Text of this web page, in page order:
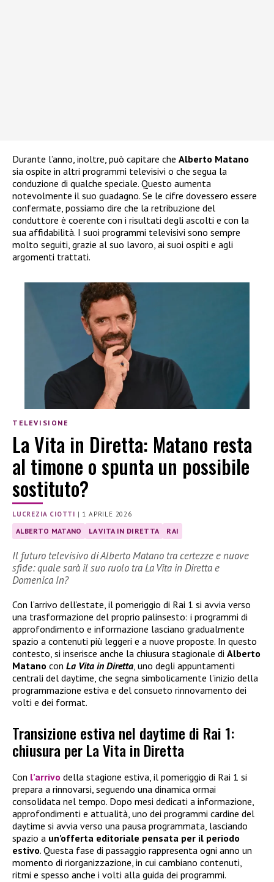
Durante l’anno, inoltre, può capitare che Alberto Matano
sia ospite in altri programmi televisivi o che segua la
conduzione di qualche speciale. Questo aumenta
notevolmente il suo guadagno. Se le cifre dovessero essere
confermate, possiamo dire che la retribuzione del
conduttore è coerente con i risultati degli ascolti e con la
sua affidabilità. I suoi programmi televisivi sono sempre
molto seguiti, grazie al suo lavoro, ai suoi ospiti e agli
argomenti trattati.
TELEVISIONE
La Vita in Diretta: Matano resta
al timone o spunta un possibile
sostituto?
LUCREZIA CIOTTI | 1 APRILE 2026
ALBERTO MATANO LA VITA IN DIRETTA RAI
Il futuro televisivo di Alberto Matano tra certezze e nuove
sfide: quale sarà il suo ruolo tra La Vita in Diretta e
Domenica In?
Con l’arrivo dell’estate, il pomeriggio di Rai 1 si avvia verso
una trasformazione del proprio palinsesto: i programmi di
approfondimento e informazione lasciano gradualmente
spazio a contenuti più leggeri e a nuove proposte. In questo
contesto, si inserisce anche la chiusura stagionale di Alberto
Matano con La Vita in Diretta , uno degli appuntamenti
centrali del daytime, che segna simbolicamente l’inizio della
programmazione estiva e del consueto rinnovamento dei
volti e dei format.
Transizione estiva nel daytime di Rai 1:
chiusura per La Vita in Diretta
Con l’arrivo della stagione estiva, il pomeriggio di Rai 1 si
prepara a rinnovarsi, seguendo una dinamica ormai
consolidata nel tempo. Dopo mesi dedicati a informazione,
approfondimenti e attualità, uno dei programmi cardine del
daytime si avvia verso una pausa programmata, lasciando
spazio a un’offerta editoriale pensata per il periodo
estivo. Questa fase di passaggio rappresenta ogni anno un
momento di riorganizzazione, in cui cambiano contenuti,
ritmi e spesso anche i volti alla guida dei programmi.